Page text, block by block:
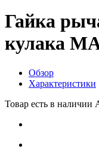
Гайка
кулака
Обзор
Характеристики
Товар есть в наличии